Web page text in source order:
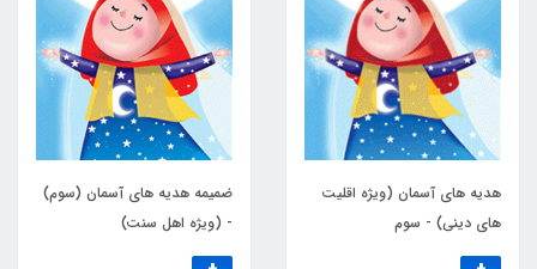
هدیه های آسمان (ویژه اقلیت
های دینی) - سوم
ضمیمه هدیه های آسمان (سوم)
- (ویژه اهل سنت)